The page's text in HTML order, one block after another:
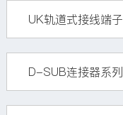
UK轨道式接线端子
D-SUB连接器系列